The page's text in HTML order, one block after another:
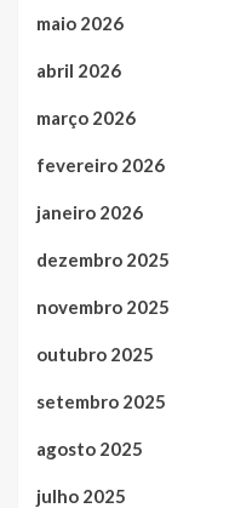
maio 2026
abril 2026
março 2026
fevereiro 2026
janeiro 2026
dezembro 2025
novembro 2025
outubro 2025
setembro 2025
agosto 2025
julho 2025